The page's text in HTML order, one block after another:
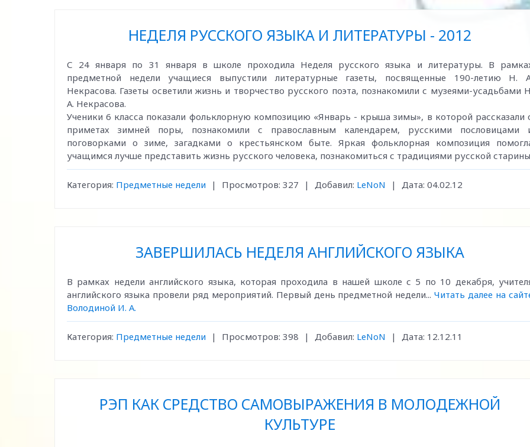
НЕДЕЛЯ РУССКОГО ЯЗЫКА И ЛИТЕРАТУРЫ - 2012
С 24 января по 31 января в школе проходила Неделя русского языка и литературы. В
предметной недели учащиеся выпустили литературные газеты, посвященные 190-летию Н.
Некрасова. Газеты осветили жизнь и творчество русского поэта, познакомили с музеями-усадьбами
А. Некрасова.
Ученики 6 класса показали фольклорную композицию «Январь - крыша зимы», в которой рассказали
приметах зимней поры, познакомили с православным календарем, русскими пословицами
поговорками о зиме, загадками о крестьянском быте. Яркая фольклорная композиция
учащимся лучше представить жизнь русского человека, познакомиться с традициями русской
Категория: Предметные недели | Просмотров: 327 | Добавил: LeNoN | Дата: 04.02.12
ЗАВЕРШИЛАСЬ НЕДЕЛЯ АНГЛИЙСКОГО ЯЗЫКА
В рамках недели английского языка, которая проходила в нашей школе с 5 по 10 декабря,
английского языка провели ряд мероприятий. Первый день предметной недели...Читать далее на
Володиной И. А.
Категория: Предметные недели | Просмотров: 398 | Добавил: LeNoN | Дата: 12.12.11
РЭП КАК СРЕДСТВО САМОВЫРАЖЕНИЯ В МОЛОДЕЖНОЙ
КУЛЬТУРЕ